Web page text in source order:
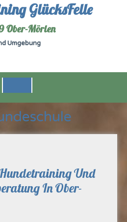
GlücksFelle
Ober-Mörlen
Umgebung
Und
In Ober-